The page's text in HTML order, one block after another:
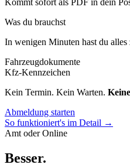
Kommt sofort als PDF in dein
Was du brauchst
In wenigen Minuten hast du alles
Fahrzeugdokumente
Kfz-Kennzeichen
Kein Termin. Kein Warten.
Abmeldung starten
So funktioniert's im Detail →
Amt oder Online
Besser.